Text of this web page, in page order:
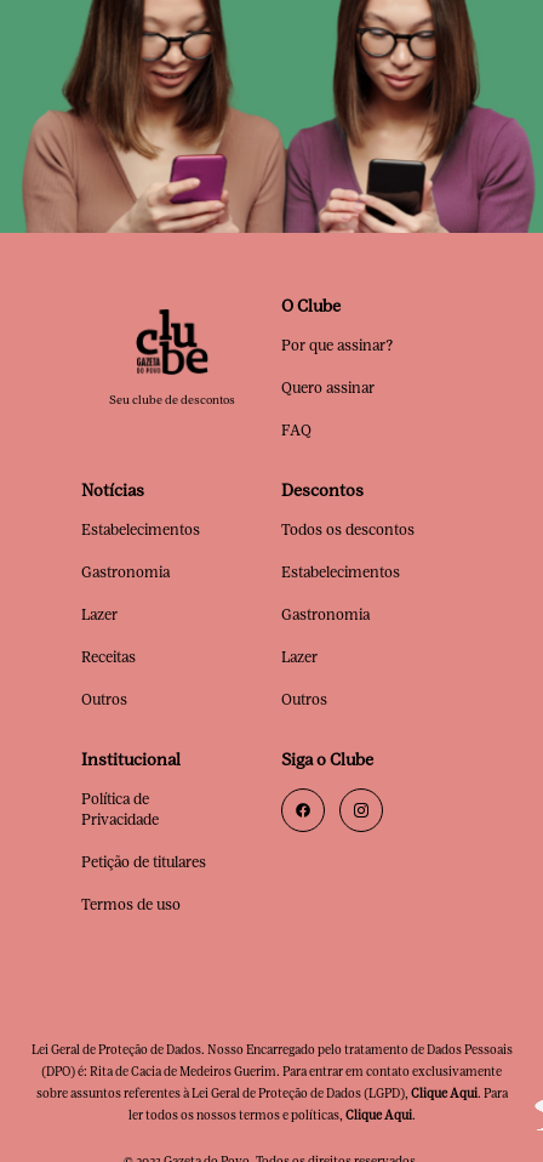
Seu clube de descontos
O Clube
Por que assinar?
Quero assinar
FAQ
Notícias
Estabelecimentos
Gastronomia
Lazer
Receitas
Outros
Descontos
Todos os descontos
Estabelecimentos
Gastronomia
Lazer
Outros
Institucional
Política de
Privacidade
Petição de titulares
Termos de uso
Siga o Clube
Lei Geral de Proteção de Dados. Nosso Encarregado pelo tratamento de Dados Pessoais
(DPO) é: Rita de Cacia de Medeiros Guerim. Para entrar em contato exclusivamente
sobre assuntos referentes à Lei Geral de Proteção de Dados (LGPD), Clique Aqui. Para
ler todos os nossos termos e políticas, Clique Aqui.